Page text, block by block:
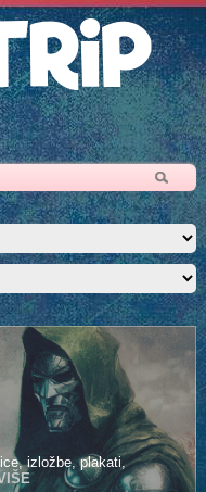
izložbe, plakati,